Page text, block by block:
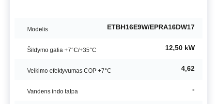
Modelis ETBH16E9W/EPRA16DW17
Šildymo galia +7°C/+35°C 12,50 kW
Veikimo efektyvumas COP +7°C 4,62
Vandens indo talpa -